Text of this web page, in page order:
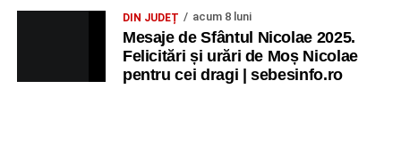
DIN JUDEȚ acum 8 luni
Mesaje de Sfântul Nicolae 2025.
Felicitări și urări de Moș Nicolae
pentru cei dragi | sebesinfo.ro